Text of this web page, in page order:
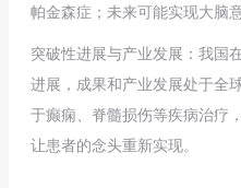
帕金森症；未来可能实现大脑
突破性进展与产业发展：我国
进展，成果和产业发展处于全
于癫痫、脊髓损伤等疾病治疗
让患者的念头重新实现。